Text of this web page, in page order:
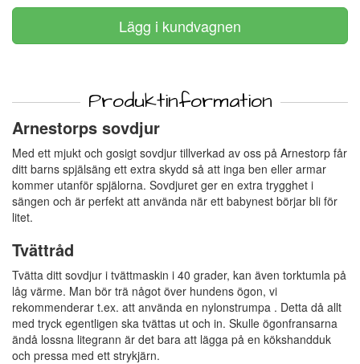
Produktinformation
Arnestorps sovdjur
Med ett mjukt och gosigt sovdjur tillverkad av oss på Arnestorp får
ditt barns spjälsäng ett extra skydd så att inga ben eller armar
kommer utanför spjälorna. Sovdjuret ger en extra trygghet i
sängen och är perfekt att använda när ett babynest börjar bli för
litet.
Tvättråd
Tvätta ditt sovdjur i tvättmaskin i 40 grader, kan även torktumla på
låg värme. Man bör trä något över hundens ögon, vi
rekommenderar t.ex. att använda en nylonstrumpa . Detta då allt
med tryck egentligen ska tvättas ut och in. Skulle ögonfransarna
ändå lossna litegrann är det bara att lägga på en kökshandduk
och pressa med ett strykjärn.